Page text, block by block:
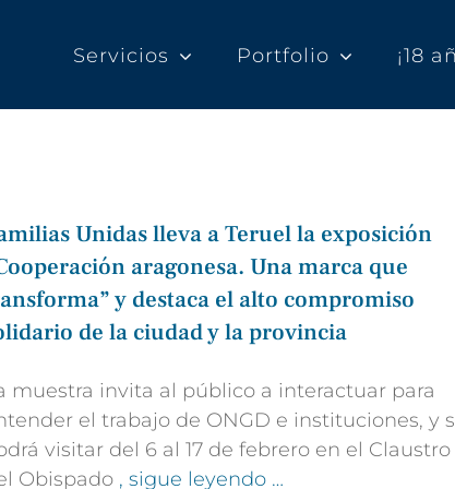
Servicios Portfolio ¡18
Unidas lleva a Teruel la exposición
aragonesa. Una marca que
y destaca el alto compromiso
de la ciudad y la provincia
muestra invita al público a interactuar para
el trabajo de ONGD e instituciones, y
visitar del 6 al 17 de febrero en el Claustro
Obispado , sigue leyendo …